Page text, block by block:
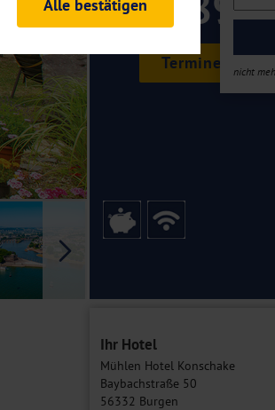
nicht
Termine &
Ihr Hotel
Mühlen Hotel Konschake
Baybachstraße 50
56332 Burgen
und Analysen. Mithilfe
Auftritts ermitteln und
es zu einer Drittlands
Daten finden Sie in unseren
Alle bestätigen